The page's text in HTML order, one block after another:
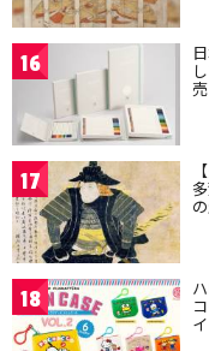
16
17
18